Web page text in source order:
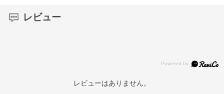
レビュー
レビューはありません。